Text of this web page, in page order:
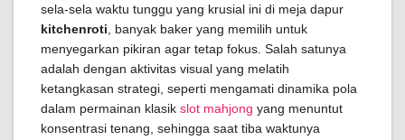
sela-sela waktu tunggu yang krusial ini di meja dapur
kitchenroti , banyak baker yang memilih untuk
menyegarkan pikiran agar tetap fokus. Salah satunya
adalah dengan aktivitas visual yang melatih
ketangkasan strategi, seperti mengamati dinamika pola
dalam permainan klasik slot mahjong yang menuntut
konsentrasi tenang, sehingga saat tiba waktunya